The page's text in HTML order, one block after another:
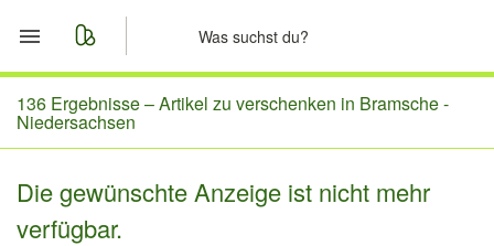
Start
Merkliste
Nachrichten
136 Ergebnisse –Artikel zu verschenken in Bramsche -
Niedersachsen
Die gewünschte Anzeige ist nicht mehr
verfügbar.